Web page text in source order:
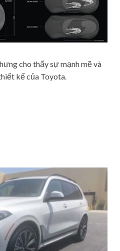
cho thấy sự mạnh mẽ và
kế của Toyota.